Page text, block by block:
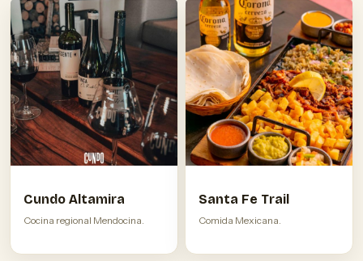
Cundo Altamira
Cocina regional Mendocina.
Santa Fe Trail
Comida Mexicana.